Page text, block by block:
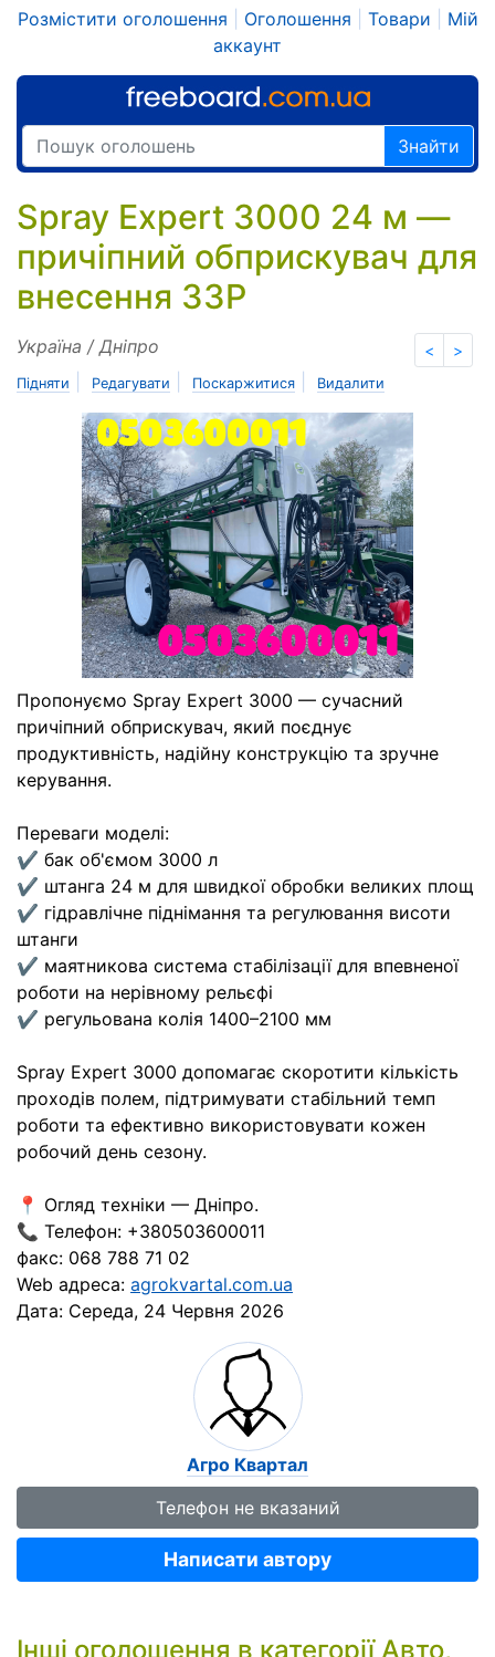
Розмістити оголошення Оголошення Товари
Мій
аккаунт
Знайти
Spray Expert 3000 24 м —
причіпний обприскувач для
внесення ЗЗР
< >
Україна / Дніпро
Підняти Редагувати Поскаржитися Видалити
Пропонуємо Spray Expert 3000 — сучасний
причіпний обприскувач, який поєднує
продуктивність, надійну конструкцію та зручне
керування.
Переваги моделі:
✔ бак об'ємом 3000 л
✔ штанга 24 м для швидкої обробки великих площ
✔ гідравлічне піднімання та регулювання висоти
штанги
✔ маятникова система стабілізації для впевненої
роботи на нерівному рельєфі
✔ регульована колія 1400–2100 мм
Spray Expert 3000 допомагає скоротити кількість
проходів полем, підтримувати стабільний темп
роботи та ефективно використовувати кожен
робочий день сезону.
📍 Огляд техніки — Дніпро.
📞 Телефон: +380503600011
факс: 068 788 71 02
Web адреса: agrokvartal.com.ua
Дата: Середа, 24 Червня 2026
Агро Квартал
Телефон не вказаний
Написати автору
Інші оголошення в категоріїАвто,